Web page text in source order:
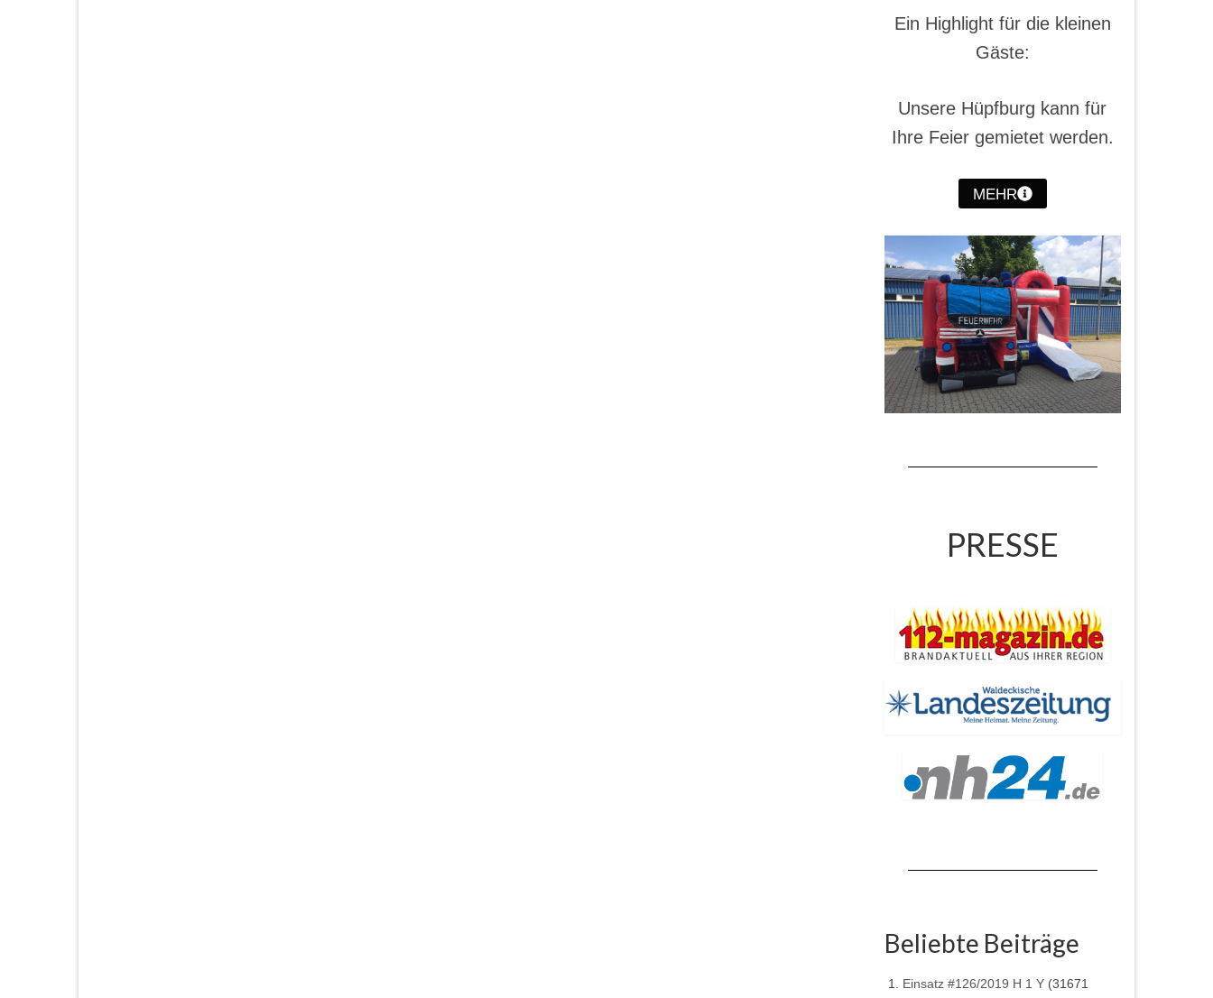
Ein Highlight für die kleinen
Gäste:
Unsere Hüpfburg kann für
Ihre Feier gemietet werden.
MEHR
PRESSE
Beliebte Beiträge
Einsatz #126/2019 H 1 Y (31671